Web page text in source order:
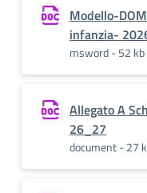
Modello-
infanzia-
msword - 52 kb
Allegato A
26_27
document - 27